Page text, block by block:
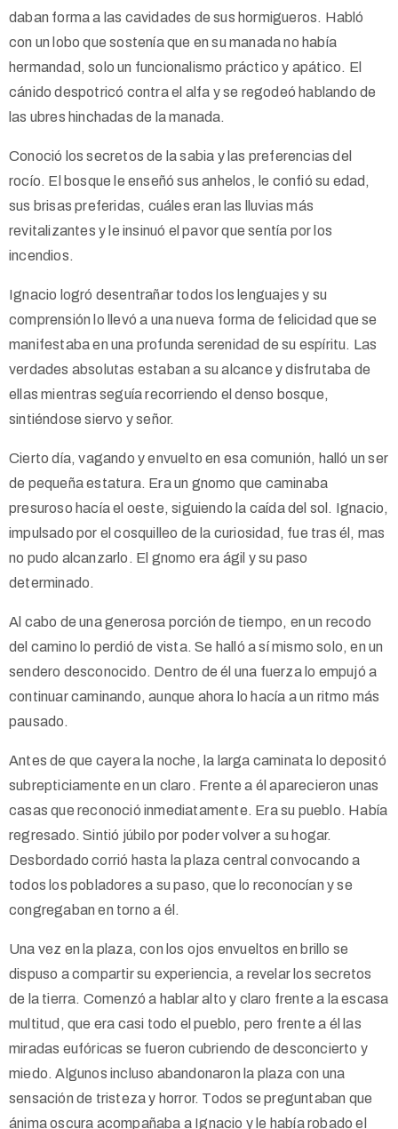
daban forma a las cavidades de sus hormigueros. Habló
con un lobo que sostenía que en su manada no había
hermandad, solo un funcionalismo práctico y apático. El
cánido despotricó contra el alfa y se regodeó hablando de
las ubres hinchadas de la manada.
Conoció los secretos de la sabia y las preferencias del
rocío. El bosque le enseñó sus anhelos, le confió su edad,
sus brisas preferidas, cuáles eran las lluvias más
revitalizantes y le insinuó el pavor que sentía por los
incendios.
Ignacio logró desentrañar todos los lenguajes y su
comprensión lo llevó a una nueva forma de felicidad que se
manifestaba en una profunda serenidad de su espíritu. Las
verdades absolutas estaban a su alcance y disfrutaba de
ellas mientras seguía recorriendo el denso bosque,
sintiéndose siervo y señor.
Cierto día, vagando y envuelto en esa comunión, halló un ser
de pequeña estatura. Era un gnomo que caminaba
presuroso hacía el oeste, siguiendo la caída del sol. Ignacio,
impulsado por el cosquilleo de la curiosidad, fue tras él, mas
no pudo alcanzarlo. El gnomo era ágil y su paso
determinado.
Al cabo de una generosa porción de tiempo, en un recodo
del camino lo perdió de vista. Se halló a sí mismo solo, en un
sendero desconocido. Dentro de él una fuerza lo empujó a
continuar caminando, aunque ahora lo hacía a un ritmo más
pausado.
Antes de que cayera la noche, la larga caminata lo depositó
subrepticiamente en un claro. Frente a él aparecieron unas
casas que reconoció inmediatamente. Era su pueblo. Había
regresado. Sintió júbilo por poder volver a su hogar.
Desbordado corrió hasta la plaza central convocando a
todos los pobladores a su paso, que lo reconocían y se
congregaban en torno a él.
Una vez en la plaza, con los ojos envueltos en brillo se
dispuso a compartir su experiencia, a revelar los secretos
de la tierra. Comenzó a hablar alto y claro frente a la escasa
multitud, que era casi todo el pueblo, pero frente a él las
miradas eufóricas se fueron cubriendo de desconcierto y
miedo. Algunos incluso abandonaron la plaza con una
sensación de tristeza y horror. Todos se preguntaban que
ánima oscura acompañaba a Ignacio y le había robado el